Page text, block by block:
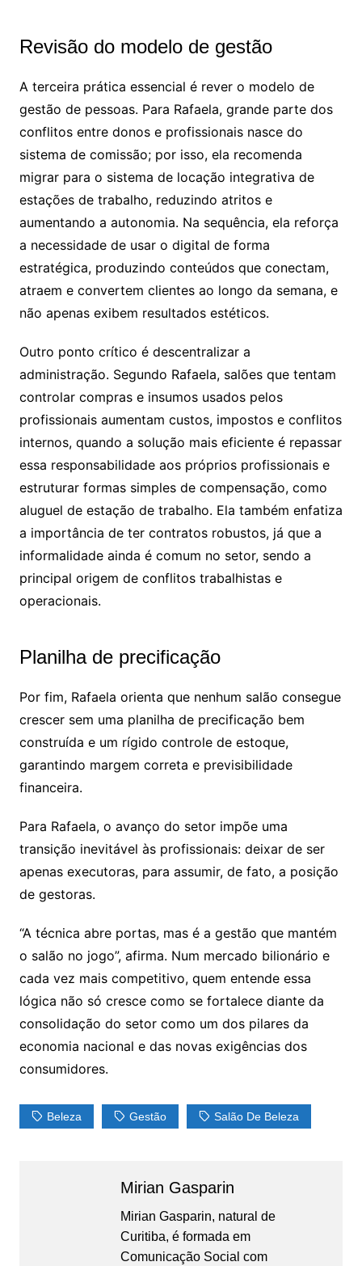
Revisão do modelo de gestão
A terceira prática essencial é rever o modelo de
gestão de pessoas. Para Rafaela, grande parte dos
conflitos entre donos e profissionais nasce do
sistema de comissão; por isso, ela recomenda
migrar para o sistema de locação integrativa de
estações de trabalho, reduzindo atritos e
aumentando a autonomia. Na sequência, ela reforça
a necessidade de usar o digital de forma
estratégica, produzindo conteúdos que conectam,
atraem e convertem clientes ao longo da semana, e
não apenas exibem resultados estéticos.
Outro ponto crítico é descentralizar a
administração. Segundo Rafaela, salões que tentam
controlar compras e insumos usados pelos
profissionais aumentam custos, impostos e conflitos
internos, quando a solução mais eficiente é repassar
essa responsabilidade aos próprios profissionais e
estruturar formas simples de compensação, como
aluguel de estação de trabalho. Ela também enfatiza
a importância de ter contratos robustos, já que a
informalidade ainda é comum no setor, sendo a
principal origem de conflitos trabalhistas e
operacionais.
Planilha de precificação
Por fim, Rafaela orienta que nenhum salão consegue
crescer sem uma planilha de precificação bem
construída e um rígido controle de estoque,
garantindo margem correta e previsibilidade
financeira.
Para Rafaela, o avanço do setor impõe uma
transição inevitável às profissionais: deixar de ser
apenas executoras, para assumir, de fato, a posição
de gestoras.
“A técnica abre portas, mas é a gestão que mantém
o salão no jogo”, afirma. Num mercado bilionário e
cada vez mais competitivo, quem entende essa
lógica não só cresce como se fortalece diante da
consolidação do setor como um dos pilares da
economia nacional e das novas exigências dos
consumidores.
Beleza Gestão Salão De Beleza
Mirian Gasparin
Mirian Gasparin, natural de
Curitiba, é formada em
Comunicação Social com